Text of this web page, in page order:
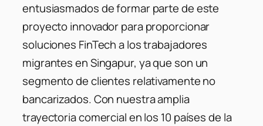
entusiasmados de formar parte de este
proyecto innovador para proporcionar
soluciones FinTech a los trabajadores
migrantes en Singapur, ya que son un
segmento de clientes relativamente no
bancarizados. Con nuestra amplia
trayectoria comercial en los 10 países de la